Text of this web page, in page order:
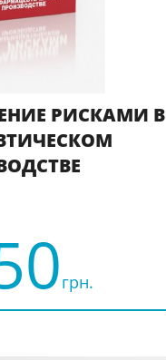
РИСКАМИ В
грн.